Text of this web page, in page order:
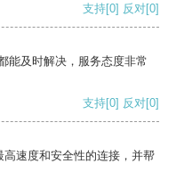
支持[0] 反对[0]
能及时解决，服务态度非常
支持[0] 反对[0]
速度和安全性的连接，并帮